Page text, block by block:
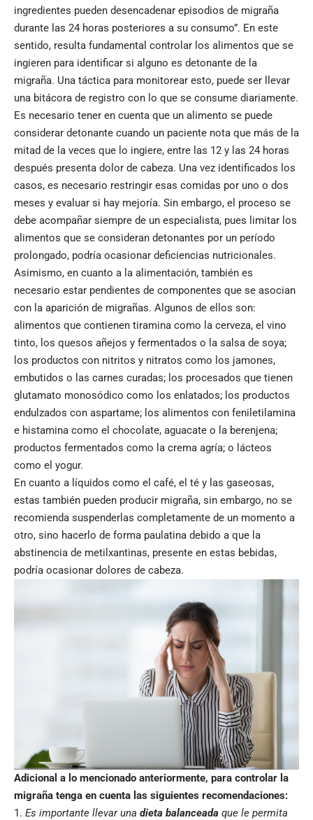
ingredientes pueden desencadenar episodios de migraña
durante las 24 horas posteriores a su consumo”. En este
sentido, resulta fundamental controlar los alimentos que se
ingieren para identificar si alguno es detonante de la
migraña. Una táctica para monitorear esto, puede ser llevar
una bitácora de registro con lo que se consume diariamente.
Es necesario tener en cuenta que un alimento se puede
considerar detonante cuando un paciente nota que más de la
mitad de la veces que lo ingiere, entre las 12 y las 24 horas
después presenta dolor de cabeza. Una vez identificados los
casos, es necesario restringir esas comidas por uno o dos
meses y evaluar si hay mejoría. Sin embargo, el proceso se
debe acompañar siempre de un especialista, pues limitar los
alimentos que se consideran detonantes por un período
prolongado, podría ocasionar deficiencias nutricionales.
Asimismo, en cuanto a la alimentación, también es
necesario estar pendientes de componentes que se asocian
con la aparición de migrañas. Algunos de ellos son:
alimentos que contienen tiramina como la cerveza, el vino
tinto, los quesos añejos y fermentados o la salsa de soya;
los productos con nitritos y nitratos como los jamones,
embutidos o las carnes curadas; los procesados que tienen
glutamato monosódico como los enlatados; los productos
endulzados con aspartame; los alimentos con feniletilamina
e histamina como el chocolate, aguacate o la berenjena;
productos fermentados como la crema agría; o lácteos
como el yogur.
En cuanto a líquidos como el café, el té y las gaseosas,
estas también pueden producir migraña, sin embargo, no se
recomienda suspenderlas completamente de un momento a
otro, sino hacerlo de forma paulatina debido a que la
abstinencia de metilxantinas, presente en estas bebidas,
podría ocasionar dolores de cabeza.
Adicional a lo mencionado anteriormente, para controlar la
migraña tenga en cuenta las siguientes recomendaciones:
Es importante llevar una dieta balanceada que le permita